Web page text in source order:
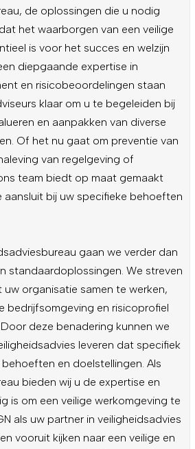
de oplossingen die u nodig
het waarborgen van een veilige
is voor het succes en welzijn
diepgaande expertise in
en risicobeoordelingen staan
klaar om u te begeleiden bij
en aanpakken van diverse
Of het nu gaat om preventie van
van regelgeving of
team biedt op maat gemaakt
aansluit bij uw specifieke behoeften
gaan we verder dan
standaardoplossingen. We streven
uw organisatie samen te werken,
bedrijfsomgeving en risicoprofiel
deze benadering kunnen we
leveren dat specifiek
en doelstellingen. Als
bieden wij u de expertise en
is om een veilige werkomgeving te
als uw partner in veiligheidsadvies
vooruit kijken naar een veilige en